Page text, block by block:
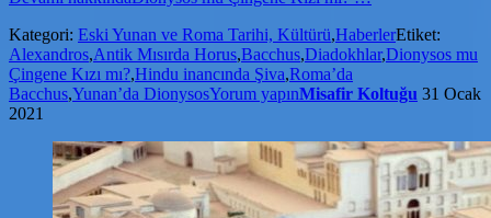
Kategori: Eski Yunan ve Roma Tarihi, Kültürü,HaberlerEtiket:
Alexandros,Antik Mısırda Horus,Bacchus,Diadokhlar,Dionysos mu
Çingene Kızı mı?,Hindu inancında Şiva,Roma’da
Bacchus,Yunan’da DionysosYorum yapınMisafir Koltuğu 31 Ocak
2021